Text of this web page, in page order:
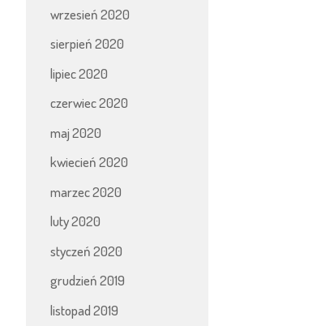
wrzesień 2020
sierpień 2020
lipiec 2020
czerwiec 2020
maj 2020
kwiecień 2020
marzec 2020
luty 2020
styczeń 2020
grudzień 2019
listopad 2019